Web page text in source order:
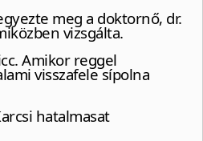
meg a doktornő, dr.
vizsgálta.
Amikor reggel
visszafele sípolna
hatalmasat